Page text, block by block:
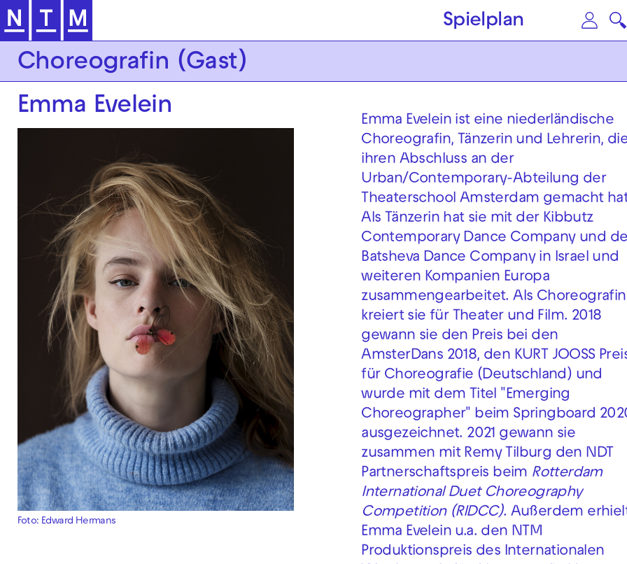
Zur Hauptnavigation springen Zum Hauptinhalt springen
Spielplan
Choreografin (Gast)
Emma Evelein
Foto: Edward Hermans
Emma Evelein ist eine niederländische
Choreografin, Tänzerin und Lehrerin,
ihren Abschluss an der
Urban/Contemporary-Abteilung der
Theaterschool Amsterdam gemacht
Als Tänzerin hat sie mit der Kibbutz
Contemporary Dance Company und
Batsheva Dance Company in Israel und
weiteren Kompanien Europa
zusammengearbeitet. Als Choreografin
kreiert sie für Theater und Film. 2018
gewann sie den Preis bei den
AmsterDans 2018, den KURT JOOSS
für Choreografie (Deutschland) und
wurde mit dem Titel "Emerging
Choreographer" beim Springboard
ausgezeichnet. 2021 gewann sie
zusammen mit Remy Tilburg den NDT
Partnerschaftspreis beim Rotterdam
International Duet Choreography
Competition (RIDCC). Außerdem
Emma Evelein u.a. den NTM
Produktionspreis des Internationalen